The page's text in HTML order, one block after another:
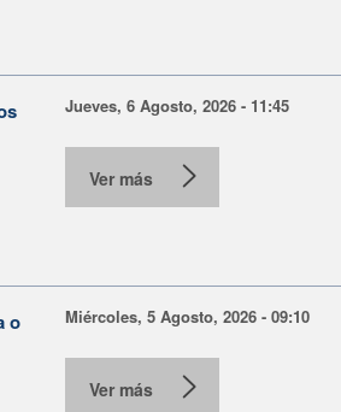
Jueves, 6 Agosto, 2026 - 11:45
Ver más
o
Miércoles, 5 Agosto, 2026 - 09:10
Ver más